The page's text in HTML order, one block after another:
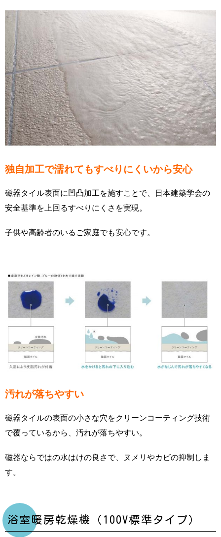
独自加工で濡れてもすべりにくいから安心
磁器タイル表面に凹凸加工を施すことで、日本建築学会の
安全基準を上回るすべりにくさを実現。
子供や高齢者のいるご家庭でも安心です。
汚れが落ちやすい
磁器タイルの表面の小さな穴をクリーンコーティング技術
で覆っているから、汚れが落ちやすい。
磁器ならではの水はけの良さで、ヌメリやカビの抑制しま
す。
浴室暖房乾燥機（100V標準タイプ）